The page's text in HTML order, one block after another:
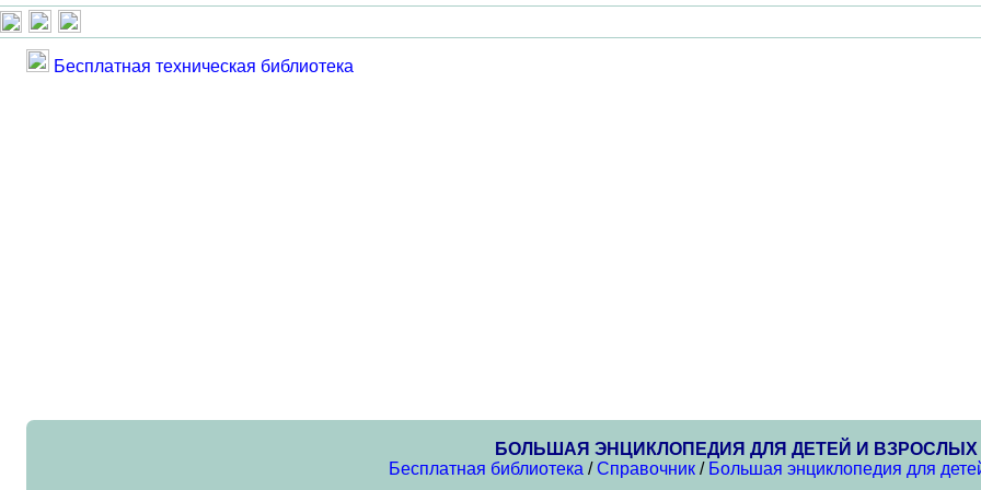
Бесплатная техническая библиотека
БОЛЬШАЯ ЭНЦИКЛОПЕДИЯ ДЛЯ ДЕТЕЙ И ВЗРОСЛЫХ
Бесплатная библиотека /Справочник / Большая энциклопедия для